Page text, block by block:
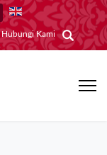
Hubungi Kami